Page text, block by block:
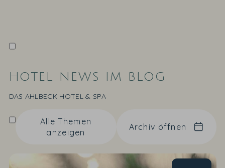
HOTEL NEWS IM BLOG
DAS AHLBECK HOTEL & SPA
Alle Themen
anzeigen
Archiv öffnen